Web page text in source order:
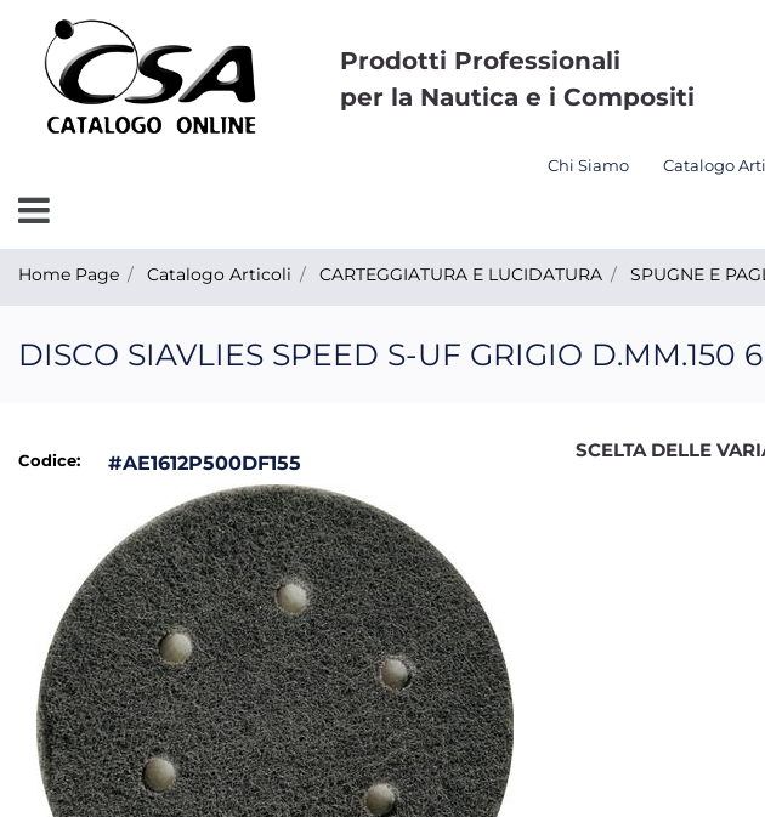
Prodotti Professionali
per la Nautica e i Compositi
Chi Siamo Catalogo
Open menu
Home Page Catalogo Articoli CARTEGGIATURA E LUCIDATURA SPUGNE E
DISCO SIAVLIES SPEED S-UF GRIGIO D.MM.150
Codice: #AE1612P500DF155
SCELTA DELLE